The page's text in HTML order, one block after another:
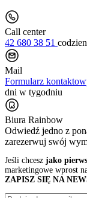
Call center
42 680 38 51
Mail
Formularz
dni w tygodniu
Biura Rainbow
Odwiedź jedno z
zarezerwuj swój
Jeśli chcesz jako
marketingowe wprost
ZAPISZ SIĘ NA